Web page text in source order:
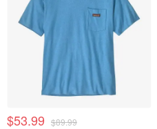
$53.99 $89.99